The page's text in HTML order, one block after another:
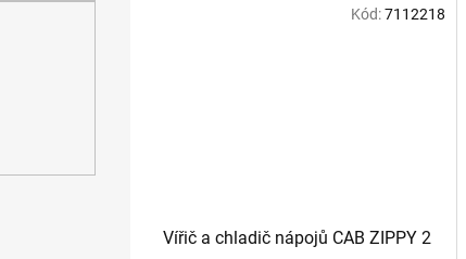
Vířič a chladič nápojů CAB ZIPPY 2
Kód:7112218